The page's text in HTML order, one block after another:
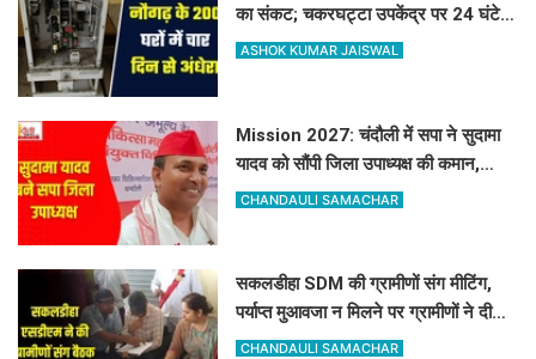
का संकट; चकरघट्टा उपकेंद्र पर 24 घंटे में
ताला लगाने का अल्टीमेटम
ASHOK KUMAR JAISWAL
Mission 2027: चंदौली में सपा ने सुदामा
यादव को सौंपी जिला उपाध्यक्ष की कमान,
मजबूत होगा संगठन
CHANDAULI SAMACHAR
सकलडीहा SDM की ग्रामीणों संग मीटिंग,
पर्याप्त मुआवजा न मिलने पर ग्रामीणों ने दी
आंदोलन की चेतावनी
CHANDAULI SAMACHAR